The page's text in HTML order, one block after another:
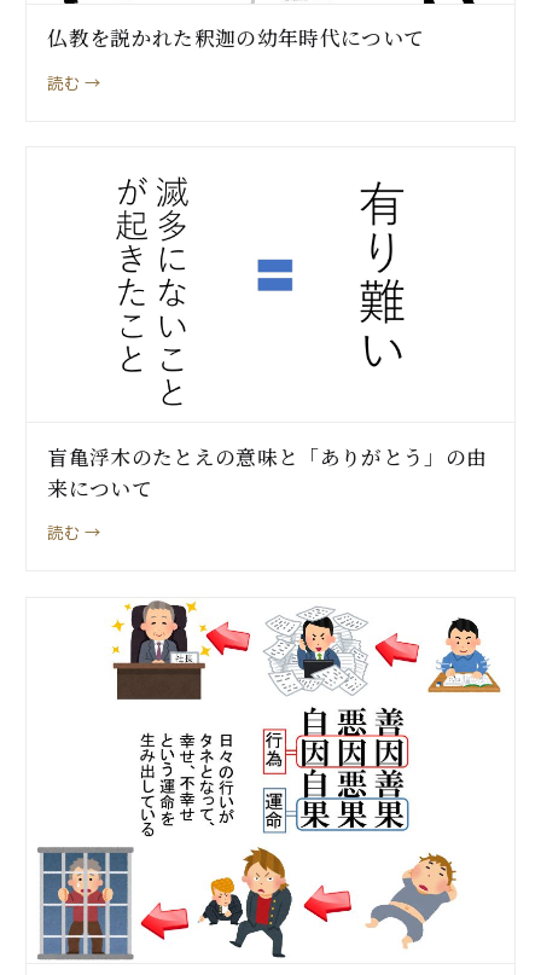
仏教を説かれた釈迦の幼年時代について
読む →
盲亀浮木のたとえの意味と「ありがとう」の由
来について
読む →